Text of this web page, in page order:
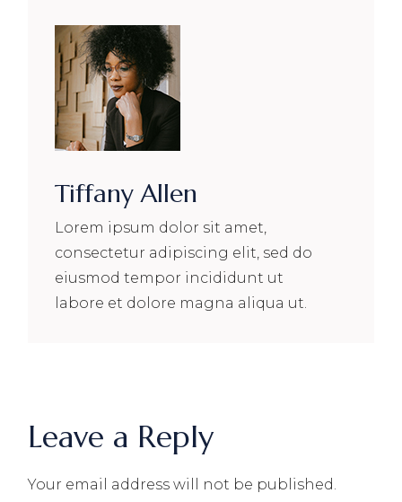
Tiffany Allen
Lorem ipsum dolor sit amet,
consectetur adipiscing elit, sed do
eiusmod tempor incididunt ut
labore et dolore magna aliqua ut.
Leave a Reply
Your email address will not be published.